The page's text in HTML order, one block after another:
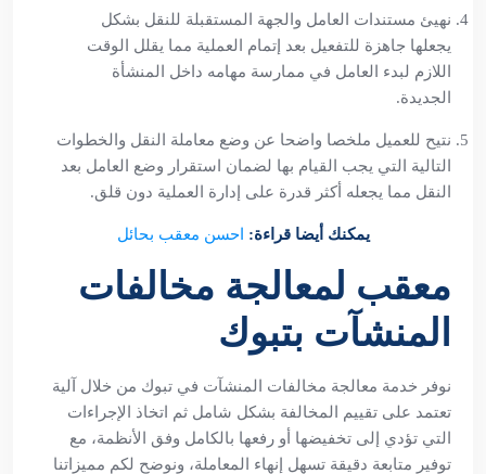
نهيئ مستندات العامل والجهة المستقبلة للنقل بشكل
يجعلها جاهزة للتفعيل بعد إتمام العملية مما يقلل الوقت
اللازم لبدء العامل في ممارسة مهامه داخل المنشأة
الجديدة.
نتيح للعميل ملخصا واضحا عن وضع معاملة النقل والخطوات
التالية التي يجب القيام بها لضمان استقرار وضع العامل بعد
النقل مما يجعله أكثر قدرة على إدارة العملية دون قلق.
يمكنك أيضا قراءة: احسن معقب بحائل
معقب لمعالجة مخالفات
المنشآت بتبوك
نوفر خدمة معالجة مخالفات المنشآت في تبوك من خلال آلية
تعتمد على تقييم المخالفة بشكل شامل ثم اتخاذ الإجراءات
التي تؤدي إلى تخفيضها أو رفعها بالكامل وفق الأنظمة، مع
توفير متابعة دقيقة تسهل إنهاء المعاملة، ونوضح لكم مميزاتنا